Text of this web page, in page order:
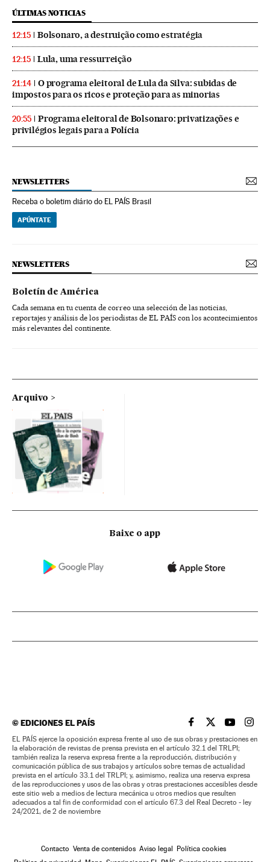
ÚLTIMAS NOTICIAS
12:15 Bolsonaro, a destruição como estratégia
12:15 Lula, uma ressurreição
21:14
O programa eleitoral de Lula da Silva: subidas de
impostos para os ricos e proteção para as minorias
20:55
Programa eleitoral de Bolsonaro: privatizações e
privilégios legais para a Polícia
NEWSLETTERS
Receba o boletim diário do EL PAÍS Brasil
APÚNTATE
NEWSLETTERS
Boletín de América
Cada semana en tu cuenta de correo una selección de las noticias,
reportajes y análisis de los periodistas de EL PAÍS con los acontecimientos
más relevantes del continente.
Arquivo
Baixe o app
©EDICIONES EL PAÍS EL PAÍS BRASIL EN
EL PAÍSEL PAÍS
EL
EL PAÍS ejerce la oposición expresa frente al uso de sus obras y prestaciones en
la elaboración de revistas de prensa prevista en el artículo 32.1 del TRLPI;
también realiza la reserva expresa frente a la reproducción, distribución y
comunicación pública de sus trabajos y artículos sobre temas de actualidad
prevista en el artículo 33.1 del TRLPI; y, asimismo, realiza una reserva expresa
de las reproducciones y usos de las obras y otras prestaciones accesibles desde
este sitio web a medios de lectura mecánica u otros medios que resulten
adecuados a tal fin de conformidad con el artículo 67.3 del Real Decreto - ley
24/2021, de 2 de noviembre
Contacto Venta de contenidos Aviso legal Política cookies